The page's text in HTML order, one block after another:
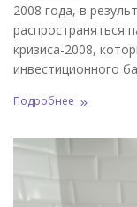
2008 года, в
распространяться
кризиса-2008,
инвестиционного
Подробнее